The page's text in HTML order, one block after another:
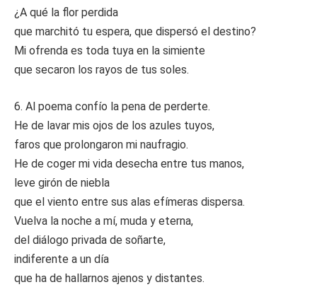
¿A qué la flor perdida
que marchitó tu espera, que dispersó el destino?
Mi ofrenda es toda tuya en la simiente
que secaron los rayos de tus soles.
6. Al poema confío la pena de perderte.
He de lavar mis ojos de los azules tuyos,
faros que prolongaron mi naufragio.
He de coger mi vida desecha entre tus manos,
leve girón de niebla
que el viento entre sus alas efímeras dispersa.
Vuelva la noche a mí, muda y eterna,
del diálogo privada de soñarte,
indiferente a un día
que ha de hallarnos ajenos y distantes.